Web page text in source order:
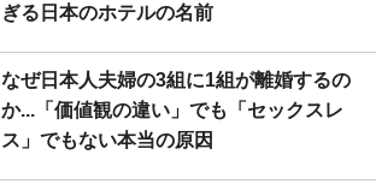
ぎる日本のホテルの名前
なぜ日本人夫婦の3組に1組が離婚するの
か...「価値観の違い」でも「セックスレ
ス」でもない本当の原因